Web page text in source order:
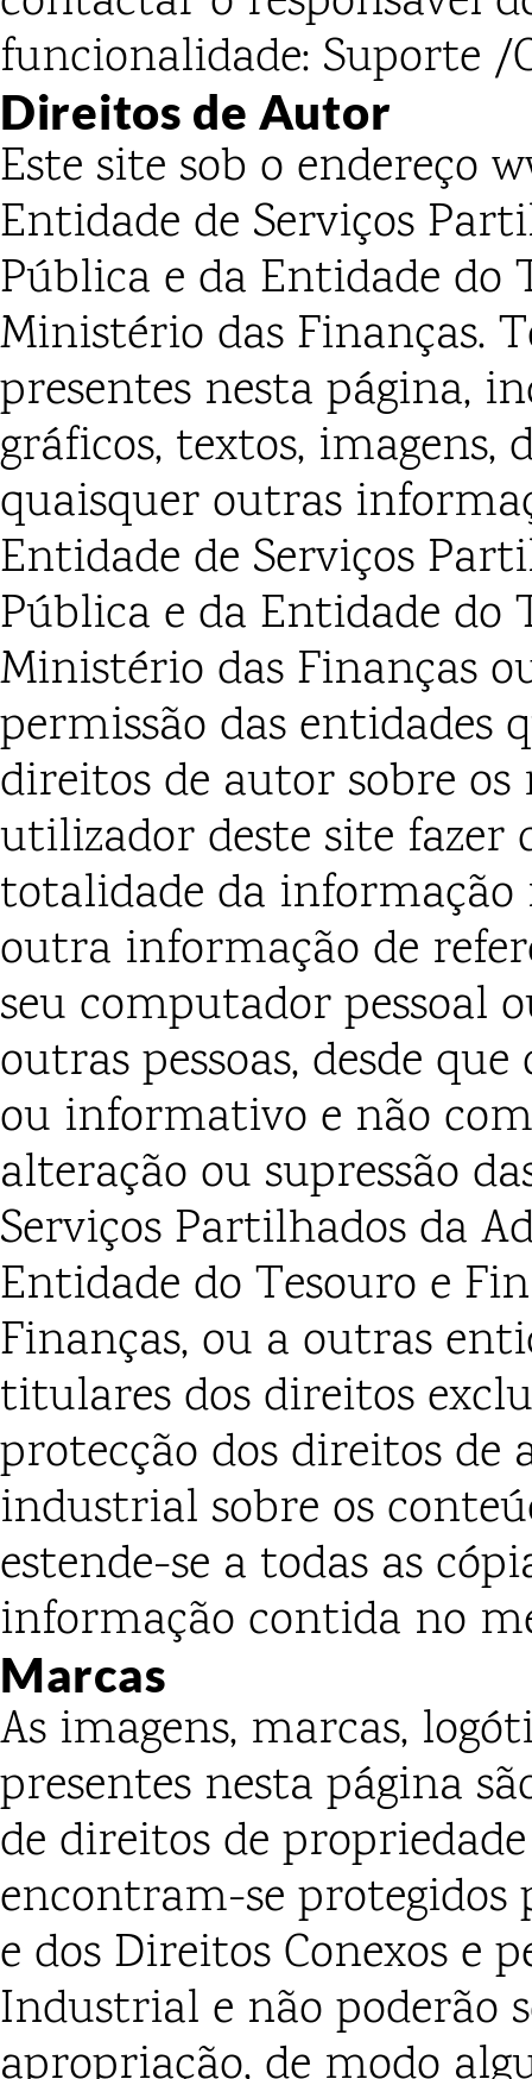
funcionalidade: Suporte /
Direitos de Autor
Este site sob o endereço
Entidade de Serviços
Pública e da Entidade do
Ministério das Finanças.
presentes nesta página,
gráficos, textos, imagens,
quaisquer outras
Entidade de Serviços
Pública e da Entidade do
Ministério das Finanças
permissão das entidades
direitos de autor sobre
utilizador deste site fazer
totalidade da informação
outra informação de
seu computador pessoal
outras pessoas, desde
ou informativo e não
alteração ou supressão
Serviços Partilhados da
Entidade do Tesouro e
Finanças, ou a outras
titulares dos direitos
protecção dos direitos de
industrial sobre os
estende-se a todas as
informação contida no
Marcas
As imagens, marcas,
presentes nesta página
de direitos de
encontram-se protegidos
e dos Direitos Conexos e
Industrial e não poderão